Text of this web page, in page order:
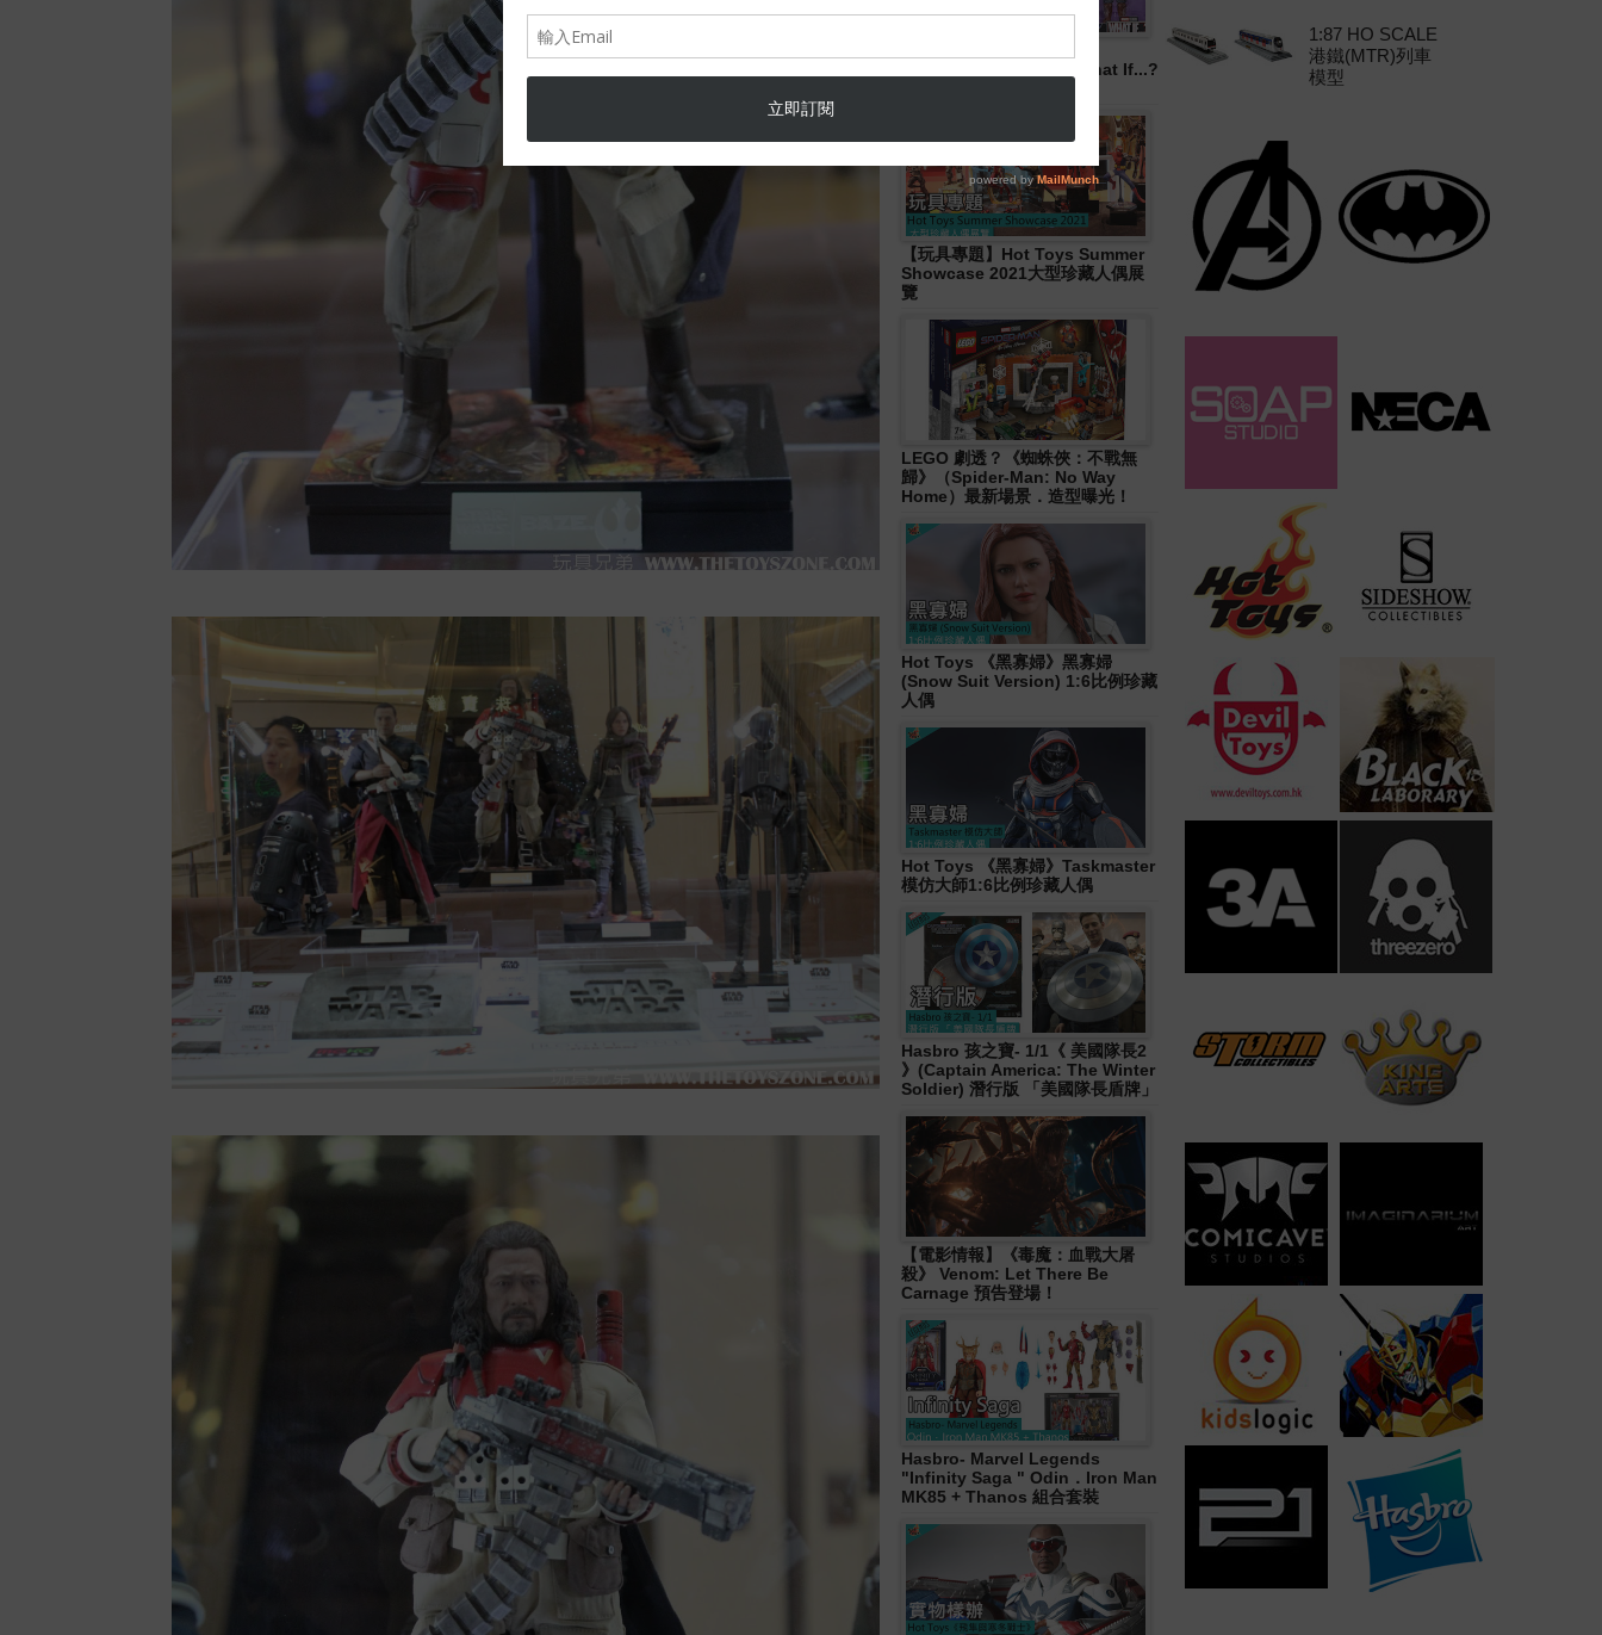
Legends《Disney+ 》What If...?
【玩具專題】Hot Toys Summer
Showcase 2021大型珍藏人偶展
覽
LEGO 劇透？《蜘蛛俠：不戰無
歸》（Spider-Man: No Way
Home）最新場景．造型曝光！
Hot Toys 《黑寡婦》黑寡婦
(Snow Suit Version) 1:6比例珍藏
人偶
Hot Toys 《黑寡婦》Taskmaster
模仿大師1:6比例珍藏人偶
Hasbro 孩之寶- 1/1《 美國隊長2
》(Captain America: The Winter
Soldier) 潛行版 「美國隊長盾牌」
【電影情報】《毒魔：血戰大屠
殺》 Venom: Let There Be
Carnage 預告登場！
Hasbro- Marvel Legends
"Infinity Saga " Odin．Iron Man
MK85 + Thanos 組合套裝
1:87 HO SCALE
港鐵(MTR)列車
模型